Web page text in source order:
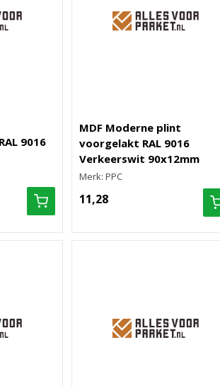
9016
MDF Moderne plint
voorgelakt RAL 9016
Verkeerswit 90x12mm
Merk: PPC
11,28